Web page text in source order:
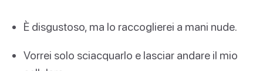
È disgustoso, ma lo raccoglierei a mani nude.
Vorrei solo sciacquarlo e lasciar andare il mio